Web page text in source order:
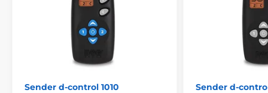
Sender d-control 1010 Sender d-